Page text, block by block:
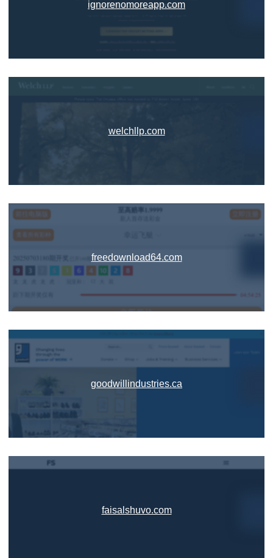
ignorenomoreapp.com
welchllp.com
freedownload64.com
goodwillindustries.ca
faisalshuvo.com